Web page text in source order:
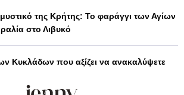
της Κρήτης: Το φαράγγι των Αγίων
στο Λιβυκό
Κυκλάδων που αξίζει να ανακαλύψετε